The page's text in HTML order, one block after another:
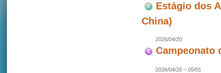
Estágio dos
China)
2026/04/20
Campeonato
2026/04/20 ~ 05/01